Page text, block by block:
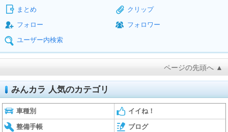
まとめ
クリップ
フォロー
フォロワー
ユーザー内検索
ページの先頭へ ▲
みんカラ 人気のカテゴリ
車種別 イイね！
整備手帳 ブログ